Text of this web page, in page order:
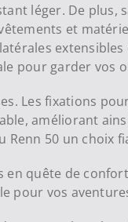
léger. De
et
pour garder vos
Les fixations
améliorant
50 un choix
quête de
pour vos